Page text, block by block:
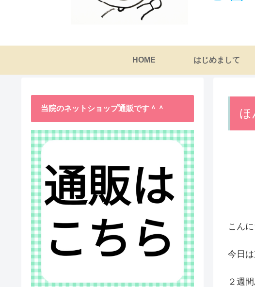
HOME はじめまして
ほ
こん
今日
２週
当院のネットショップ通販です＾＾